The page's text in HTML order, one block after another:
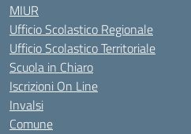
MIUR
Ufficio Scolastico Regionale
Ufficio Scolastico Territoriale
Scuola in Chiaro
Iscrizioni On Line
Invalsi
Comune